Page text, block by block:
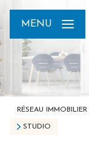
MENU
RÉSEAU
STUDIO